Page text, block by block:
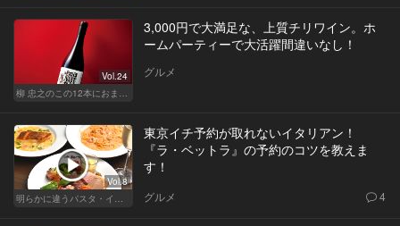
Vol.24
柳 忠之のこの12本におまかせ
3,000円で大満足な、上質チリワイン。ホ
ームパーティーで大活躍間違いなし！
グルメ
Vol.8
明らかに違うパスタ・イタリアン
東京イチ予約が取れないイタリアン！
『ラ・ベットラ』の予約のコツを教えま
す！
グルメ 4